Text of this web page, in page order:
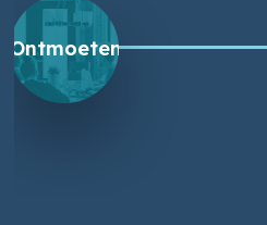
Ontmoeten